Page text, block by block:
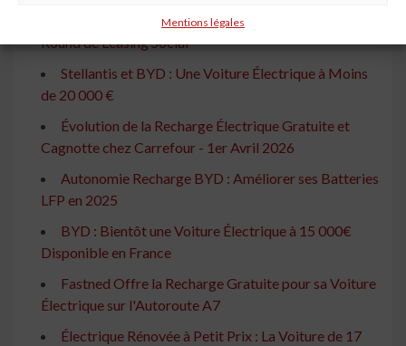
Mentions légales
Voiture Électrique : Lecornu Annonce un Nouveau
Round de Leasing Social
Stellantis et BYD : Une Voiture Électrique à Moins
de 20 000 €
Évolution de la Recharge Électrique Gratuite et
Cagnotte chez Carrefour - 1er Avril 2026
Autonomie Recharge BYD : Améliorer ses Batteries
LFP en 2025
BYD : Bientôt une Voiture Électrique à 15 000€
Disponible en France
Fastned Offre la Recharge Gratuite pour sa Voiture
Électrique sur l'Autoroute A7
Électrique Rénovée à Petit Prix : La Voiture de 17